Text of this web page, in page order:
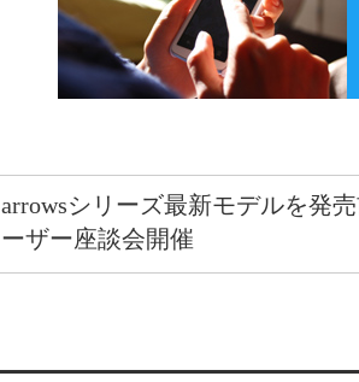
arrowsシリーズ最新モデルを発
ーザー座談会開催